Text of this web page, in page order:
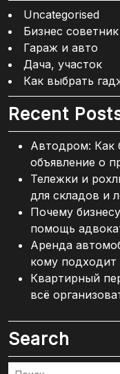
Uncategorised
Бизнес советник
Гараж и авто
Дача, участок
Как выбрать
Recent
Автодром: Как
объявление о
Тележки и
для складов и
Почему
помощь
Аренда
кому подходит
Квартирный
всё
Search